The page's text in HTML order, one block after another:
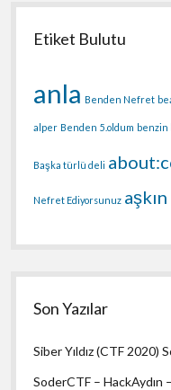
Etiket Bulutu
anla Benden Nefret
alper Benden 5.oldum benzin
Başka türlü deli
Nefret Ediyorsunuz
Son Yazılar
Siber Yıldız (CTF 2020)
SoderCTF –